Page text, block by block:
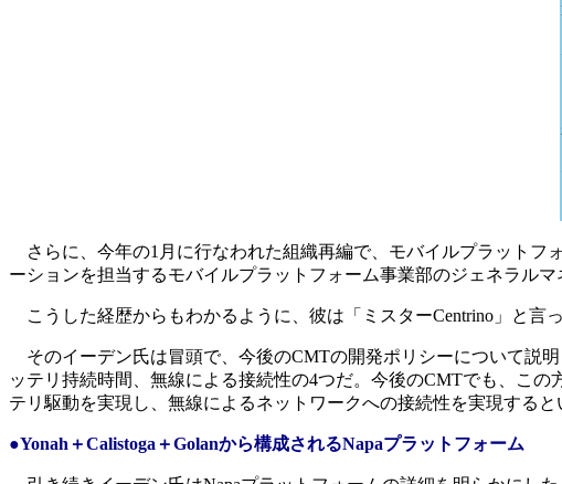
さらに、今年の1月に行なわれた組織再編で、モバイルプラットフ
ーションを担当するモバイルプラットフォーム事業部のジェネラルマ
こうした経歴からもわかるように、彼は「ミスターCentrino」と言
そのイーデン氏は冒頭で、今後のCMTの開発ポリシーについて説
ッテリ持続時間、無線による接続性の4つだ。今後のCMTでも、こ
テリ駆動を実現し、無線によるネットワークへの接続性を実現する
●Yonah＋Calistoga＋Golanから構成されるNapaプラットフォーム